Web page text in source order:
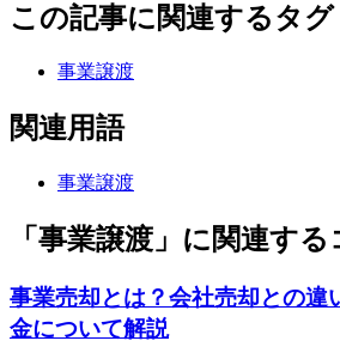
この記事に関連するタグ
事業譲渡
関連用語
事業譲渡
「事業譲渡」に関連する
事業売却とは？会社売却との違
金について解説